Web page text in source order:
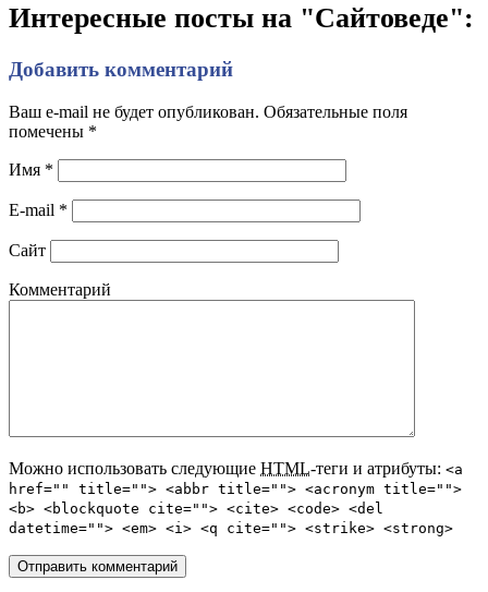
Интересные посты на "Сайтоведе":
Добавить комментарий
Ваш e-mail не будет опубликован. Обязательные поля
помечены *
Имя *
E-mail *
Сайт
Комментарий
Можно использовать следующие HTML-теги и атрибуты: <a
href="" title=""> <abbr title=""> <acronym title="">
<b> <blockquote cite=""> <cite> <code> <del
datetime=""> <em> <i> <q cite=""> <strike> <strong>